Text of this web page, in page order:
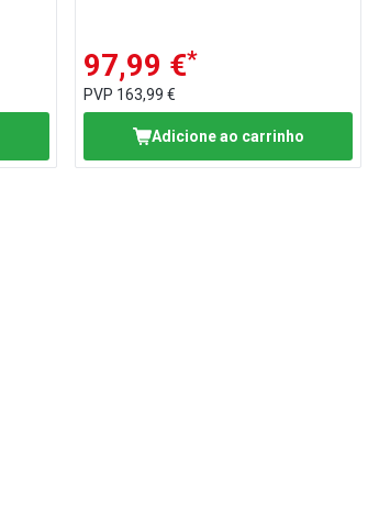
97,99 €*
PVP 163,99 €
Adicione ao carrinho